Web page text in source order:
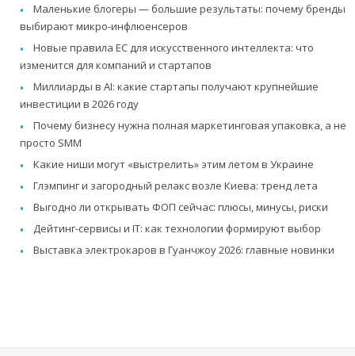
Маленькие блогеры — большие результаты: почему бренды
выбирают микро-инфлюенсеров
Новые правила ЕС для искусственного интеллекта: что
изменится для компаний и стартапов
Миллиарды в AI: какие стартапы получают крупнейшие
инвестиции в 2026 году
Почему бизнесу нужна полная маркетинговая упаковка, а не
просто SMM
Какие ниши могут «выстрелить» этим летом в Украине
Глэмпинг и загородный релакс возле Киева: тренд лета
Выгодно ли открывать ФОП сейчас: плюсы, минусы, риски
Дейтинг-сервисы и IT: как технологии формируют выбор
Выставка электрокаров в Гуанчжоу 2026: главные новинки